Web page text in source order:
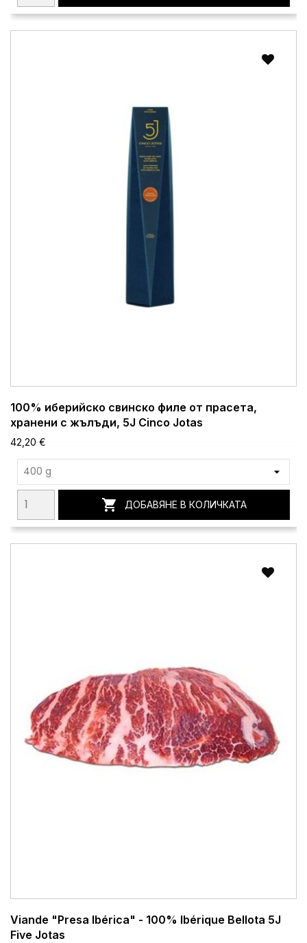
100% иберийско свинско филе от прасета,
хранени с жълъди, 5J Cinco Jotas
42,20 €
 ДОБАВЯНЕ В КОЛИЧКАТА
Viande "Presa Ibérica" - 100% Ibérique Bellota 5J
Five Jotas